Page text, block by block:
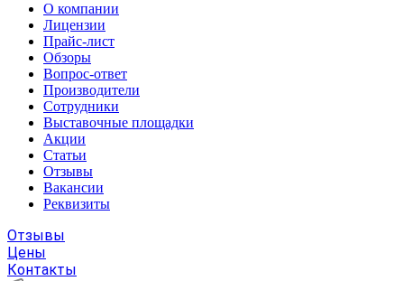
О компании
Лицензии
Прайс-лист
Обзоры
Вопрос-ответ
Производители
Сотрудники
Выставочные площадки
Акции
Статьи
Отзывы
Вакансии
Реквизиты
Отзывы
Цены
Контакты